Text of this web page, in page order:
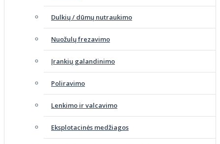
Dulkių / dūmų nutraukimo
Nuožulų frezavimo
Įrankių galandinimo
Poliravimo
Lenkimo ir valcavimo
Eksplotacinės medžiagos